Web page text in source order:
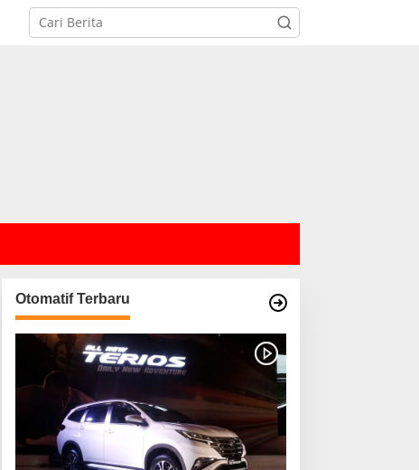
Otomatif Terbaru